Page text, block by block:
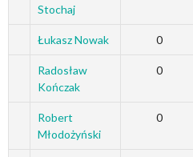
Stochaj
Łukasz Nowak 0
Radosław
Kończak
0
Robert
Młodożyński
0